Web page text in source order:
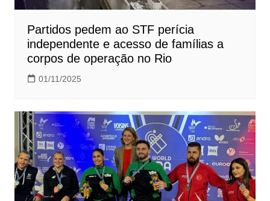
Partidos pedem ao STF perícia
independente e acesso de famílias a
corpos de operação no Rio
01/11/2025